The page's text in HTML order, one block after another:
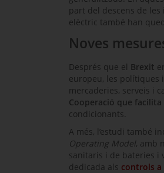
part del descens de les
elèctric també han
Noves
Després que el Brexit
europeu, les polítiques
mercaderies, serveis i
Cooperació que
condicionants.
A més, l’estudi també
Operating Model, amb
sanitaris i de bateries i
dedicada als controls a